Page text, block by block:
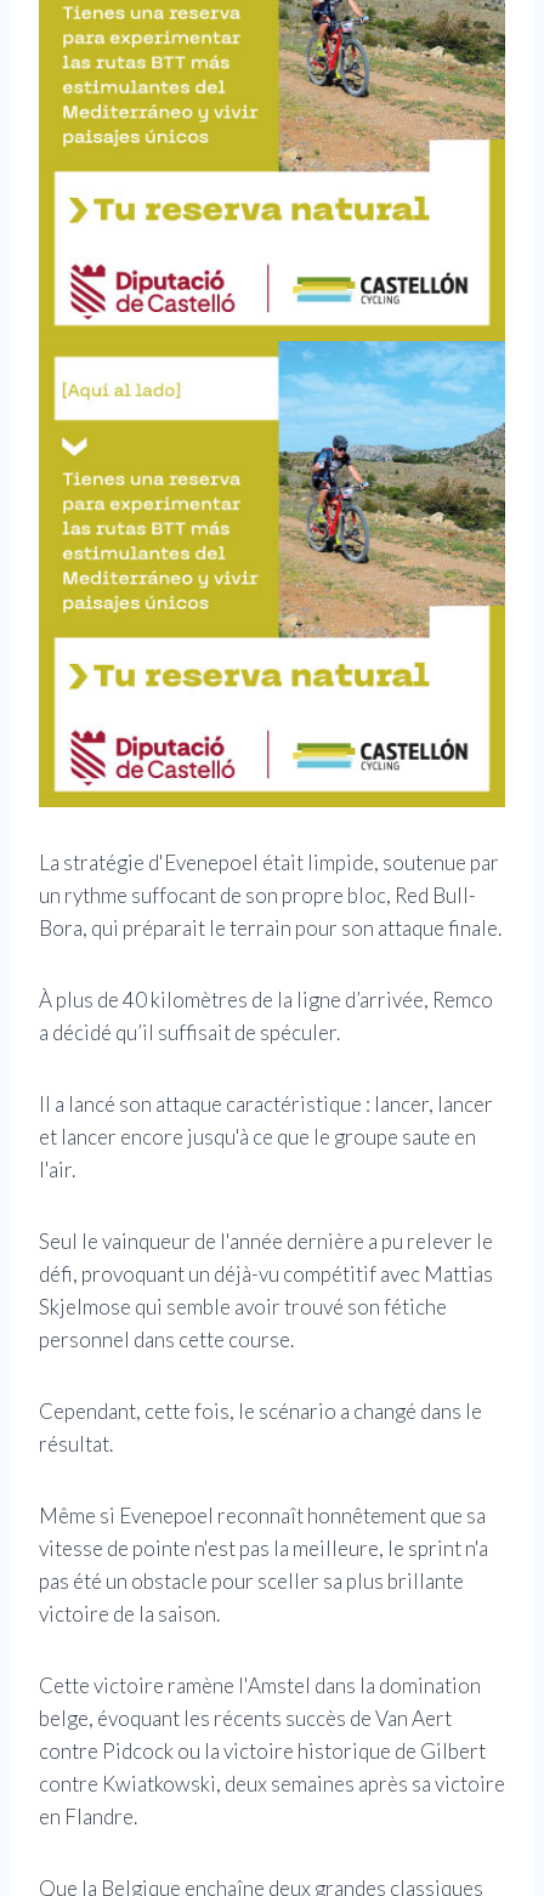
La stratégie d'Evenepoel était limpide, soutenue par
un rythme suffocant de son propre bloc, Red Bull-
Bora, qui préparait le terrain pour son attaque finale.
À plus de 40 kilomètres de la ligne d’arrivée, Remco
a décidé qu’il suffisait de spéculer.
Il a lancé son attaque caractéristique : lancer, lancer
et lancer encore jusqu'à ce que le groupe saute en
l'air.
Seul le vainqueur de l'année dernière a pu relever le
défi, provoquant un déjà-vu compétitif avec Mattias
Skjelmose qui semble avoir trouvé son fétiche
personnel dans cette course.
Cependant, cette fois, le scénario a changé dans le
résultat.
Même si Evenepoel reconnaît honnêtement que sa
vitesse de pointe n'est pas la meilleure, le sprint n'a
pas été un obstacle pour sceller sa plus brillante
victoire de la saison.
Cette victoire ramène l'Amstel dans la domination
belge, évoquant les récents succès de Van Aert
contre Pidcock ou la victoire historique de Gilbert
contre Kwiatkowski, deux semaines après sa victoire
en Flandre.
Que la Belgique enchaîne deux grandes classiques